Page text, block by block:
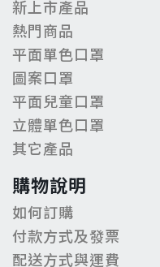
新上市產品
熱門商品
平面單色口罩
圖案口罩
平面兒童口罩
立體單色口罩
其它產品
購物說明
如何訂購
付款方式及發票
配送方式與運費